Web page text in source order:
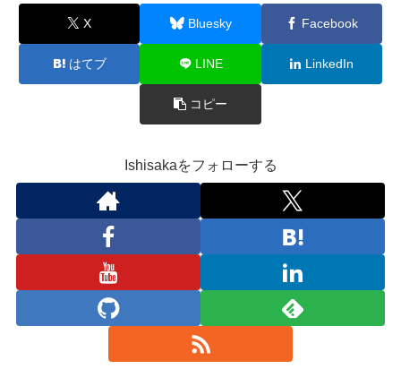
X Bluesky Facebook
はてブ LINE LinkedIn
コピー
Ishisakaをフォローする